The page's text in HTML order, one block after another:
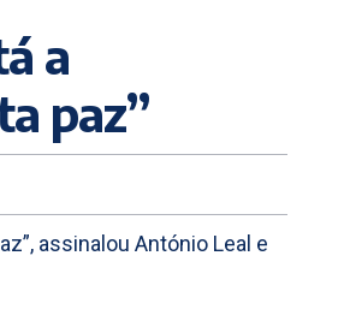
a
paz”
assinalou António Leal e